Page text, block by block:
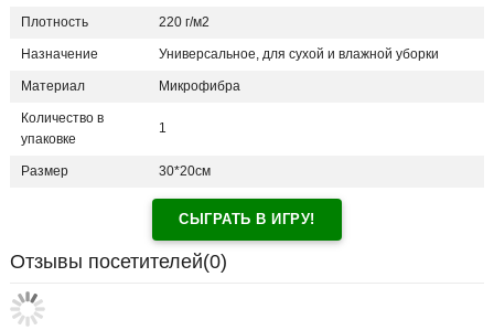
Плотность 220 г/м2
Назначение Универсальное, для сухой и влажной уборки
Материал Микрофибра
Количество в
упаковке
1
Размер 30*20см
СЫГРАТЬ В ИГРУ!
Отзывы посетителей(0)